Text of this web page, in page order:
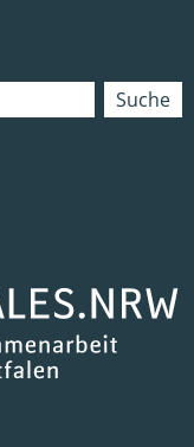
Suche